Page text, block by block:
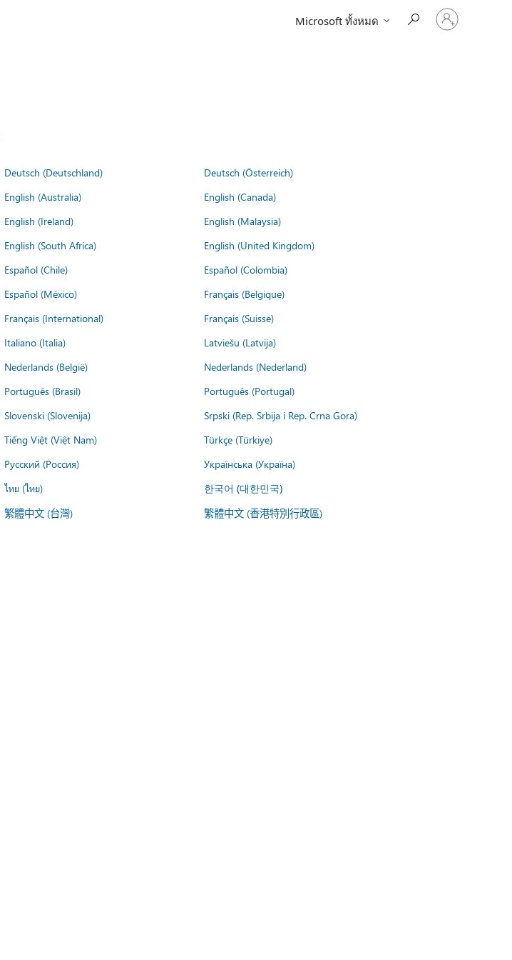
Microsoft ทั้งหมด
ลงชื่อ
เข้า
Deutsch (Deutschland)
Deutsch (Österreich)
English (Australia)
English (Canada)
English (Ireland)
English (Malaysia)
English (South Africa)
English (United Kingdom)
Español (Chile)
Español (Colombia)
Español (México)
Français (Belgique)
Français (International)
Français (Suisse)
Italiano (Italia)
Latviešu (Latvija)
Nederlands (België)
Nederlands (Nederland)
Português (Brasil)
Português (Portugal)
Slovenski (Slovenija)
Srpski (Rep. Srbija i Rep. Crna Gora)
Tiếng Việt (Việt Nam)
Türkçe (Türkiye)
Русский (Россия)
Українська (Україна)
ไทย (ไทย) 한국어 (대한민국)
繁體中文 (台灣) 繁體中文 (香港特別行政區)